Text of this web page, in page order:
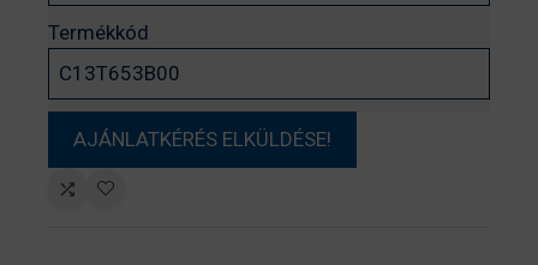
Termékkód